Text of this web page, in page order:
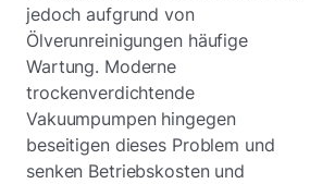
jedoch aufgrund von
Ölverunreinigungen häufige
Wartung. Moderne
trockenverdichtende
Vakuumpumpen hingegen
beseitigen dieses Problem und
senken Betriebskosten und